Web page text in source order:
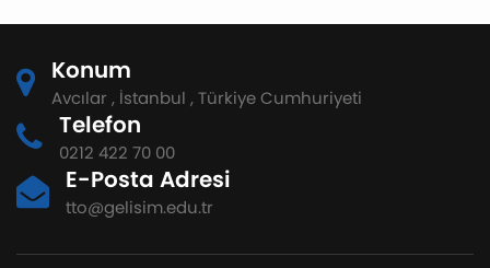
Konum
Avcılar , İstanbul , Türkiye Cumhuriyeti
Telefon
0212 422 70 00
E-Posta Adresi
tto@gelisim.edu.tr